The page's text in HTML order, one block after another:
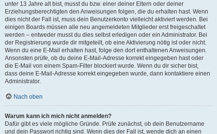
unter 13 Jahre alt bist, musst du bzw. einer deiner Eltern oder deiner
Erziehungsberechtigten den Anweisungen folgen, die du erhalten hast. Wenn
dies nicht der Fall ist, muss dein Benutzerkonto vielleicht aktiviert werden. Bei
einigen Boards müssen alle neu angemeldeten Mitglieder erst freigeschaltet
werden – entweder musst du dies selbst erledigen oder ein Administrator. Bei
der Registrierung wurde dir mitgeteilt, ob eine Aktivierung nötig ist oder nicht.
Wenn du eine E-Mail erhalten hast, folge den dort enthaltenen Anweisungen.
Ansonsten prüfe, ob du deine E-Mail-Adresse korrekt eingegeben hast oder
die E-Mail von einem Spam-Filter blockiert wurde. Wenn du dir sicher bist,
dass deine E-Mail-Adresse korrekt eingegeben wurde, dann kontaktiere einen
Administrator.
Nach oben
Warum kann ich mich nicht anmelden?
Dafür gibt es viele mögliche Gründe. Prüfe zunächst, ob dein Benutzername
und dein Passwort richtig sind. Wenn dies der Fall ist, wende dich an einen